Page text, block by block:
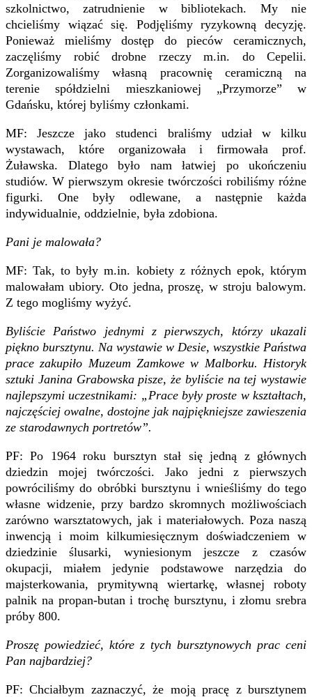
szkolnictwo, zatrudnienie w bibliotekach. My nie
chcieliśmy wiązać się. Podjęliśmy ryzykowną decyzję.
Ponieważ mieliśmy dostęp do pieców ceramicznych,
zaczęliśmy robić drobne rzeczy m.in. do Cepelii.
Zorganizowaliśmy własną pracownię ceramiczną na
terenie spółdzielni mieszkaniowej „Przymorze” w
Gdańsku, której byliśmy członkami.
MF: Jeszcze jako studenci braliśmy udział w kilku
wystawach, które organizowała i firmowała prof.
Żuławska. Dlatego było nam łatwiej po ukończeniu
studiów. W pierwszym okresie twórczości robiliśmy różne
figurki. One były odlewane, a następnie każda
indywidualnie, oddzielnie, była zdobiona.
Pani je malowała?
MF: Tak, to były m.in. kobiety z różnych epok, którym
malowałam ubiory. Oto jedna, proszę, w stroju balowym.
Z tego mogliśmy wyżyć.
Byliście Państwo jednymi z pierwszych, którzy ukazali
piękno bursztynu. Na wystawie w Desie, wszystkie Państwa
prace zakupiło Muzeum Zamkowe w Malborku. Historyk
sztuki Janina Grabowska pisze, że byliście na tej wystawie
najlepszymi uczestnikami: „Prace były proste w kształtach,
najczęściej owalne, dostojne jak najpiękniejsze zawieszenia
ze starodawnych portretów”.
PF: Po 1964 roku bursztyn stał się jedną z głównych
dziedzin mojej twórczości. Jako jedni z pierwszych
powróciliśmy do obróbki bursztynu i wnieśliśmy do tego
własne widzenie, przy bardzo skromnych możliwościach
zarówno warsztatowych, jak i materiałowych. Poza naszą
inwencją i moim kilkumiesięcznym doświadczeniem w
dziedzinie ślusarki, wyniesionym jeszcze z czasów
okupacji, miałem jedynie podstawowe narzędzia do
majsterkowania, prymitywną wiertarkę, własnej roboty
palnik na propan-butan i trochę bursztynu, i złomu srebra
próby 800.
Proszę powiedzieć, które z tych bursztynowych prac ceni
Pan najbardziej?
PF: Chciałbym zaznaczyć, że moją pracę z bursztynem